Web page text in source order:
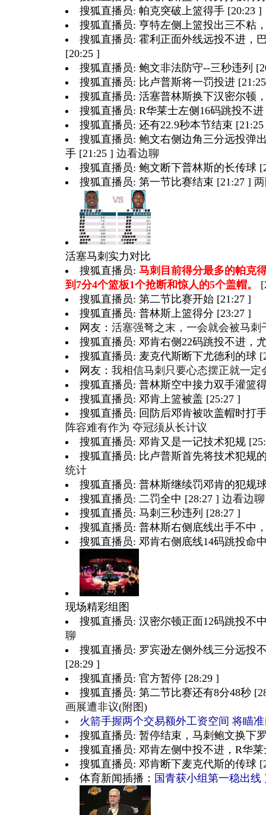
搜狐直播员: 帕克突破上篮得手 [20:23 ]
搜狐直播员: 亨特左侧上篮投出三不粘
搜狐直播员: 霍利正面外线远投不进，
[20:25 ]
搜狐直播员: 鲍文非法防守--三秒违列
搜狐直播员: 比卢普斯将一罚投进
搜狐直播员: 活塞普林斯换下汉密尔顿
搜狐直播员: R华莱士左侧16码跳投不进
搜狐直播员: 还有22.9秒本节结束
搜狐直播员: 鲍文右侧边角三分远投弹
手 [21:25 ] 边看边聊
搜狐直播员: 鲍文断下普林斯的长传球
搜狐直播员: 第一节比赛结束 [21:27 ]
活塞马刺实力对比
搜狐直播员: 马刺目前得分最多的帕克
到7分4个篮板1个抢断和惊人的5个盖帽。
搜狐直播员: 第二节比赛开始 [21:27 ]
搜狐直播员: 普林斯上篮得分 [23:27 ]
网友： 活塞强弩之末，一会就会被马刺
搜狐直播员: 邓肯右侧22码跳投不进，
搜狐直播员: 麦克代斯断下尤德利的球
网友： 我相信马刺只要心态摆正就一定
搜狐直播员: 普林斯空中接力双手灌篮
搜狐直播员: 邓肯上篮被盖 [25:27 ]
搜狐直播员: 回防后邓肯被吹盖帽时打
阵容难有作为 夺冠须从长计议
搜狐直播员: 邓肯又是一记技术犯规
搜狐直播员: 比卢普斯首先将技术犯规
统计
搜狐直播员: 普林斯继续罚邓肯的犯规
搜狐直播员: 二罚全中 [28:27 ] 边看边聊
搜狐直播员: 马刺三秒违列 [28:27 ]
搜狐直播员: 普林斯右侧底线出手不中
搜狐直播员: 邓肯右侧底线14码跳投命
现场精彩组图
搜狐直播员: 汉密尔顿正面12码跳投不
聊
搜狐直播员: 罗宾逊左侧外线三分远投
[28:29 ]
搜狐直播员: 官方暂停 [28:29 ]
搜狐直播员: 第二节比赛还有8分48秒
画展遭非议(附图)
火箭手握两个交易额外工资空间 将瞄
搜狐直播员: 暂停结束，马刺鲍文换下
搜狐直播员: 邓肯左侧中投不进，R华
搜狐直播员: 邓肯断下麦克代斯的传球
体育新闻插播： 国青获小组第一稳出